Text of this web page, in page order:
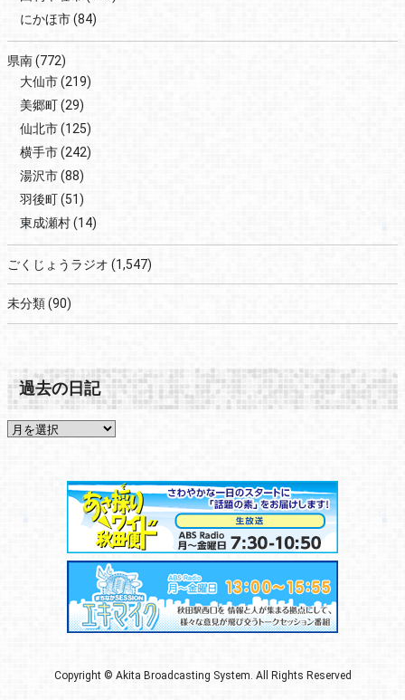
にかほ市(84)
県南(772)
大仙市(219)
美郷町(29)
仙北市(125)
横手市(242)
湯沢市(88)
羽後町(51)
東成瀬村(14)
ごくじょうラジオ (1,547)
未分類(90)
過去の日記
Copyright © Akita Broadcasting System. All Rights Reserved